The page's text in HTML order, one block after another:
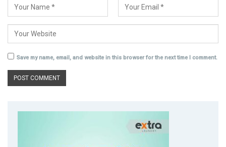
Save my name, email, and website in this browser for the next time I comment.